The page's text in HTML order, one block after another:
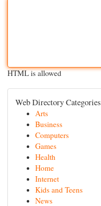
HTML is allowed
Web Directory Categories
Arts
Business
Computers
Games
Health
Home
Internet
Kids and Teens
News